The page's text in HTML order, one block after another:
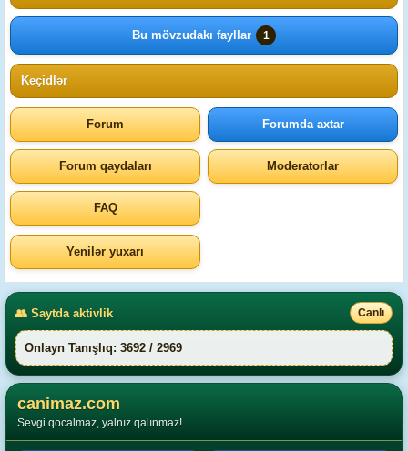
Bu mövzudakı fayllar 1
Keçidlər
Forum Forumda axtar
Forum qaydaları Moderatorlar
FAQ
Yenilər yuxarı
👥 Saytda aktivlik Canlı
Onlayn Tanışlıq: 3692 / 2969
canimaz.com
Sevgi qocalmaz, yalnız qalınmaz!